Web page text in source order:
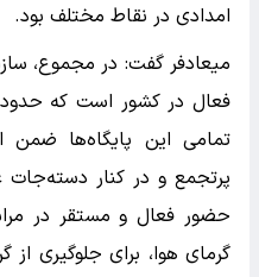
امدادی در نقاط مختلف بود.
تمامی این پایگاه‌ها ضمن
پرتجمع و در کنار دسته‌جات
حضور فعال و مستقر در
گرمای هوا، برای جلوگیری